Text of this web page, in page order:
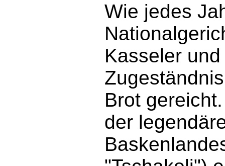
Wie jedes
Kasseler
Brot
der